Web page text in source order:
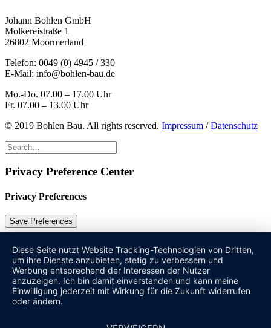
Johann Bohlen GmbH
Molkereistraße 1
26802 Moormerland
Telefon: 0049 (0) 4945 / 330
E-Mail: info@bohlen-bau.de
Mo.-Do. 07.00 – 17.00 Uhr
Fr. 07.00 – 13.00 Uhr
© 2019 Bohlen Bau. All rights reserved. Impressum /Datenschutz
Privacy Preference Center
Privacy Preferences
Diese Seite nutzt Website Tracking-Technologien von Dritten,
um ihre Dienste anzubieten, stetig zu verbessern und
Werbung entsprechend der Interessen der Nutzer
anzuzeigen. Ich bin damit einverstanden und kann meine
Einwilligung jederzeit mit Wirkung für die Zukunft widerrufen
oder ändern.